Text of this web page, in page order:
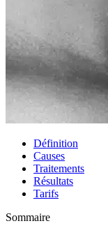
Définition
Causes
Traitements
Résultats
Tarifs
Sommaire